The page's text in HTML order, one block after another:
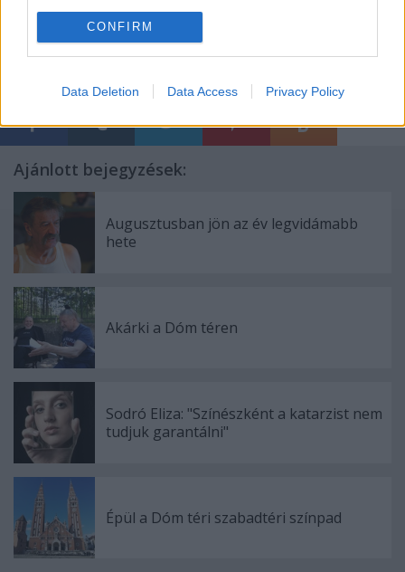
CONFIRM
Data Deletion Data Access Privacy Policy
Ajánlott bejegyzések:
Augusztusban jön az év legvidámabb
hete
Akárki a Dóm téren
Sodró Eliza: "Színészként a katarzist nem
tudjuk garantálni"
Épül a Dóm téri szabadtéri színpad